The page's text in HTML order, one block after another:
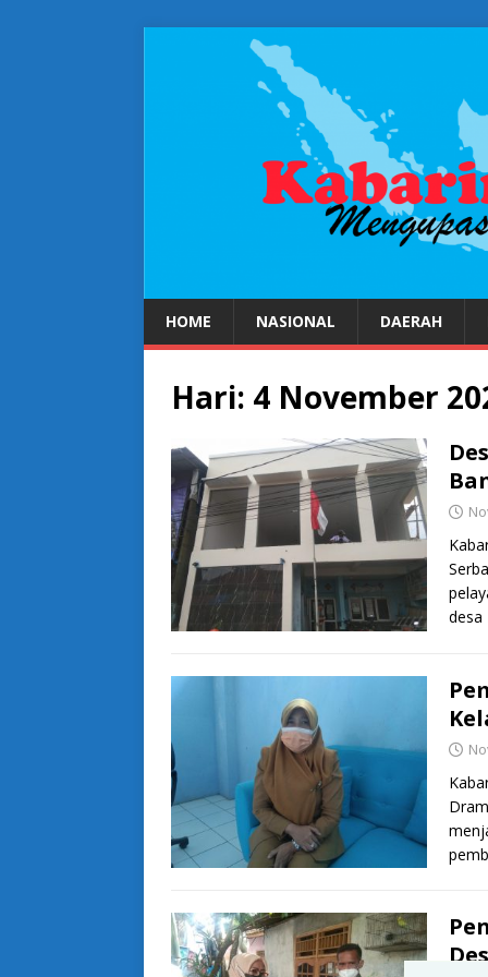
HOME NASIONAL DAERAH
Hari: 4 November
desa